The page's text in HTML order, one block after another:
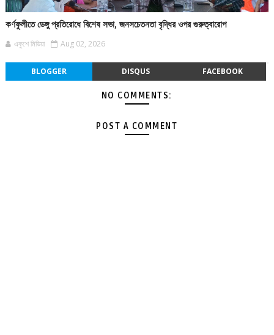
কর্ণফুলীতে ডেঙ্গু প্রতিরোধে বিশেষ সভা, জনসচেতনতা বৃদ্ধির ওপর গুরুত্বারোপ
একুশে মিডিয়া Aug 02, 2026
BLOGGER DISQUS FACEBOOK
NO COMMENTS:
POST A COMMENT